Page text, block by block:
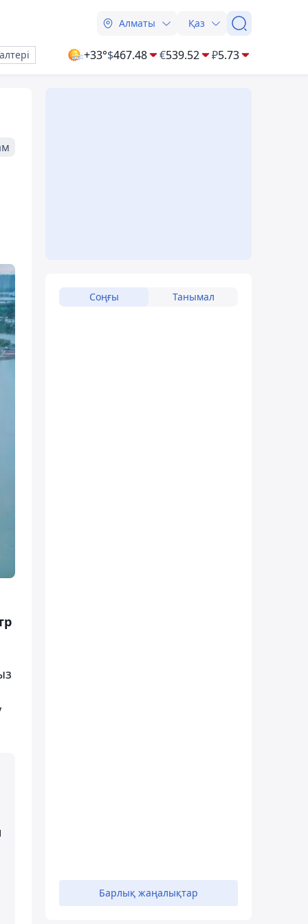
Алматы Қаз
+33°$467.48 €539.52 ₽5.73
Соңғы Танымал
Барлық жаңалықтар